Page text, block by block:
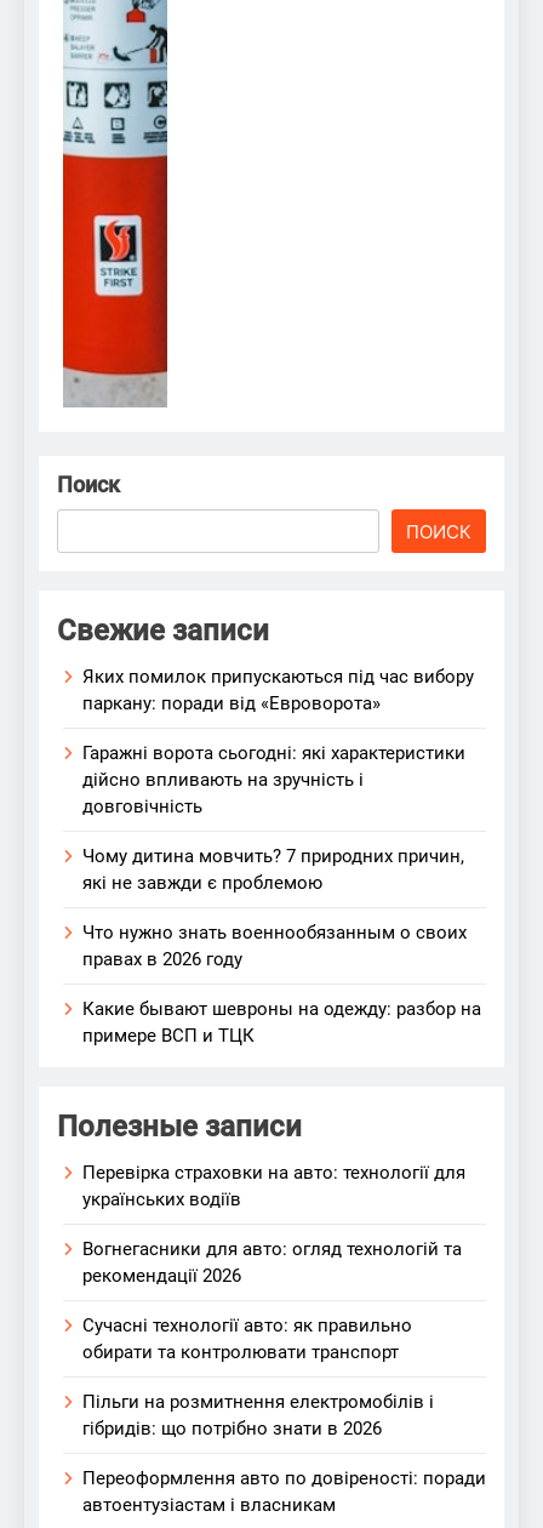
Поиск
ПОИСК
Свежие записи
Яких помилок припускаються під час вибору
паркану: поради від «Евроворота»
Гаражні ворота сьогодні: які характеристики
дійсно впливають на зручність і
довговічність
Чому дитина мовчить? 7 природних причин,
які не завжди є проблемою
Что нужно знать военнообязанным о своих
правах в 2026 году
Какие бывают шевроны на одежду: разбор на
примере ВСП и ТЦК
Полезные записи
Перевірка страховки на авто: технології для
українських водіїв
Вогнегасники для авто: огляд технологій та
рекомендації 2026
Сучасні технології авто: як правильно
обирати та контролювати транспорт
Пільги на розмитнення електромобілів і
гібридів: що потрібно знати в 2026
Переоформлення авто по довіреності: поради
автоентузіастам і власникам